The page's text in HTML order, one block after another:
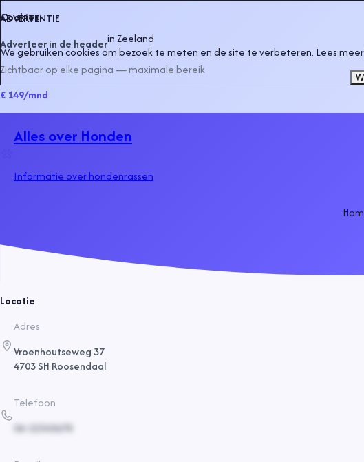
ADVERTENTIE
Adverteer in de headerinZeeland
Zichtbaar op elke pagina — maximale bereik
€ 149/mnd
Alles over Honden
Informatie over hondenrassen
Locatie
Adres
Vroenhoutseweg 37
4703 SH Roosendaal
Telefoon
06-12345678
Cookies
We gebruiken cookies om bezoek te meten en de site te verbeteren. Lees meer